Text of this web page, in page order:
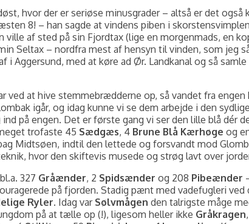
hvor der er seriøse minusgrader – altså er det
8! – han sagde at vindens piben i
af sted på sin Fjordtax (lige en morgenmads, en
Seltax – nordfra mest af hensyn til vinden, som jeg
Aggersund, med at køre ad Ør. Landkanal og så
ved at hive stemmebrædderne op, så vandet fra
igår, og idag kunne vi se dem arbejde i den
på engen. Det er første gang vi ser den lille blå
trofaste 45 Sædgæs, 4 Brune Blå Kærhøge og
Midtsøen, indtil den lettede og forsvandt mod
hvor den skiftevis musede og strøg lavt over
327 Gråænder, 2 Spidsænder og 208 Pibeænder
på fjorden. Stadig pænt med vadefugleri ved
Ryler. Idag var Sølvmågen den talrigste måge
på at tælle op (!), ligesom heller ikke Gråkragen